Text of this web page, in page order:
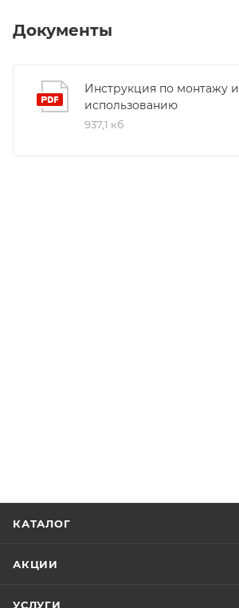
Документы
Инструкция по монтажу и
использованию
937,1 кб
КАТАЛОГ
АКЦИИ
УСЛУГИ